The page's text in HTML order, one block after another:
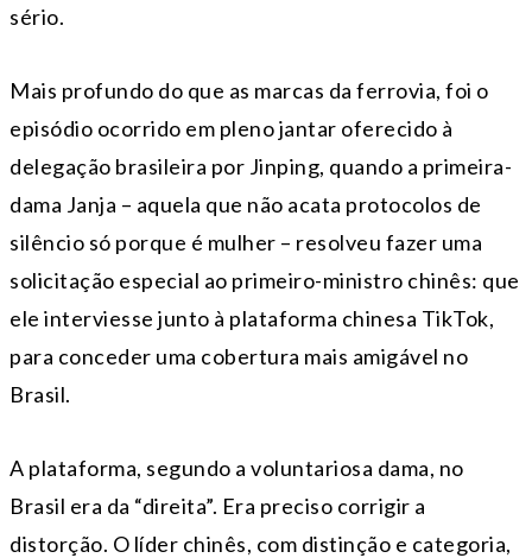
sério.
Mais profundo do que as marcas da ferrovia, foi o
episódio ocorrido em pleno jantar oferecido à
delegação brasileira por Jinping, quando a primeira-
dama Janja – aquela que não acata protocolos de
silêncio só porque é mulher – resolveu fazer uma
solicitação especial ao primeiro-ministro chinês: que
ele interviesse junto à plataforma chinesa TikTok,
para conceder uma cobertura mais amigável no
Brasil.
A plataforma, segundo a voluntariosa dama, no
Brasil era da “direita”. Era preciso corrigir a
distorção. O líder chinês, com distinção e categoria,